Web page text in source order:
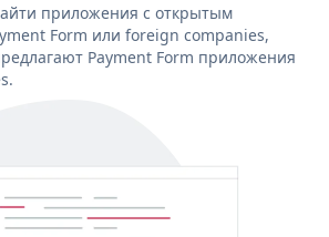
приложения с открытым
Form или foreign companies,
Payment Form приложения